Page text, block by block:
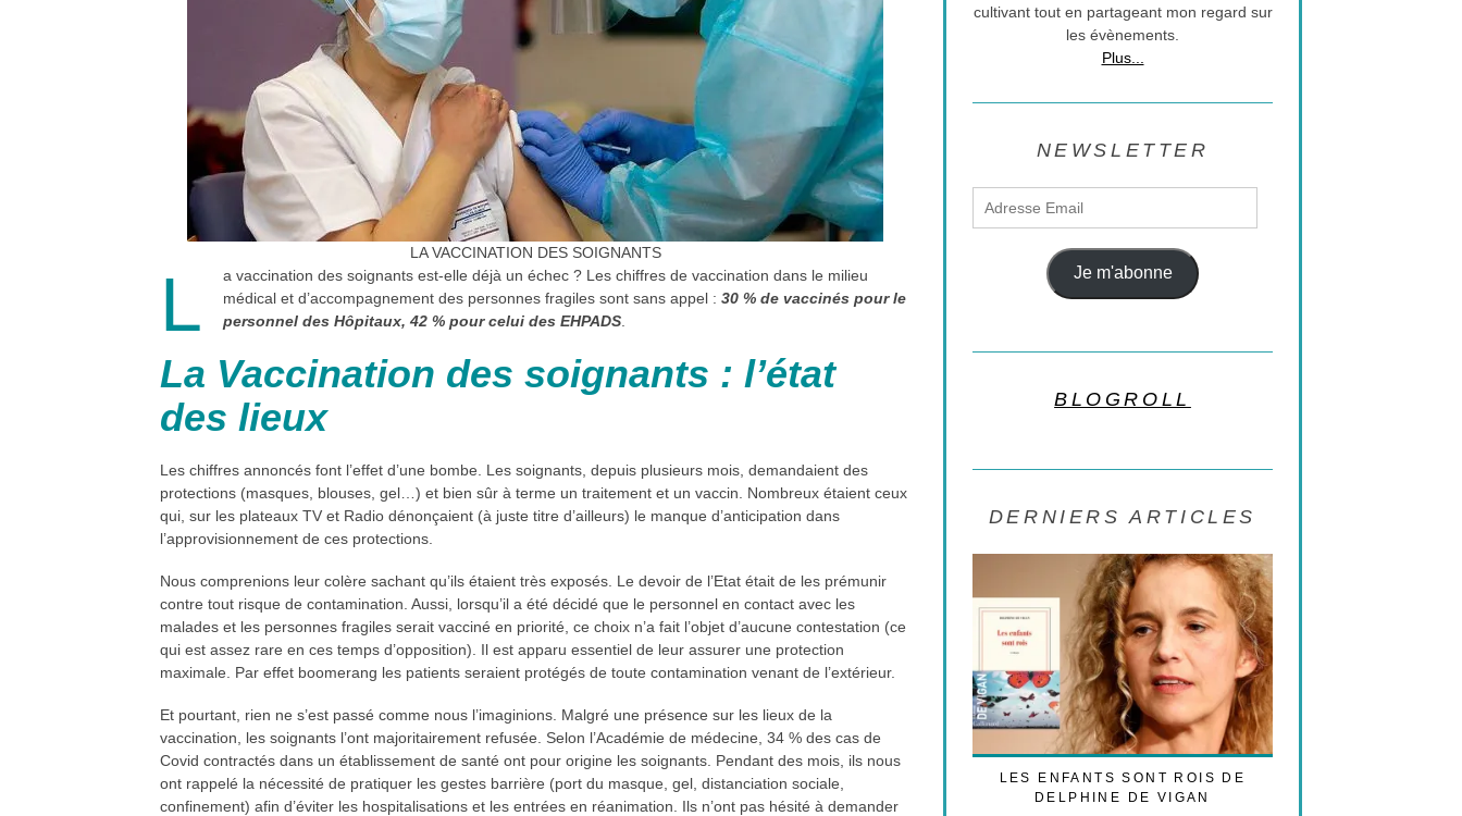
LA VACCINATION DES SOIGNANTS
L
a vaccination des soignants est-elle déjà un échec ? Les chiffres de vaccination dans le milieu
médical et d’accompagnement des personnes fragiles sont sans appel : 30 % de vaccinés pour le
personnel des Hôpitaux, 42 % pour celui des EHPADS
La Vaccination des soignants : l’état
des lieux
Les chiffres annoncés font l’effet d’une bombe. Les soignants, depuis plusieurs mois, demandaient des
protections (masques, blouses, gel…) et bien sûr à terme un traitement et un vaccin. Nombreux étaient ceux
qui, sur les plateaux TV et Radio dénonçaient (à juste titre d’ailleurs) le manque d’anticipation dans
l’approvisionnement de ces protections.
Nous comprenions leur colère sachant qu’ils étaient très exposés. Le devoir de l’Etat était de les prémunir
contre tout risque de contamination. Aussi, lorsqu’il a été décidé que le personnel en contact avec les
malades et les personnes fragiles serait vacciné en priorité, ce choix n’a fait l’objet d’aucune contestation (ce
qui est assez rare en ces temps d’opposition). Il est apparu essentiel de leur assurer une protection
maximale. Par effet boomerang les patients seraient protégés de toute contamination venant de l’extérieur.
Et pourtant, rien ne s’est passé comme nous l’imaginions. Malgré une présence sur les lieux de la
vaccination, les soignants l’ont majoritairement refusée. Selon l’Académie de médecine, 34 % des cas de
Covid contractés dans un établissement de santé ont pour origine les soignants. Pendant des mois, ils nous
ont rappelé la nécessité de pratiquer les gestes barrière (port du masque, gel, distanciation sociale,
confinement) afin d’éviter les hospitalisations et les entrées en réanimation. Ils n’ont pas hésité à demander
cultivant tout en partageant mon regard sur
les évènements.
Plus...
NEWSLETTER
Je m'abonne
BLOGROLL
DERNIERS ARTICLES
LE BLEU N’EST PAS LA COULEUR
DE L’AMOUR
LES ENFANTS SONT ROIS DE
DELPHINE DE VIGAN